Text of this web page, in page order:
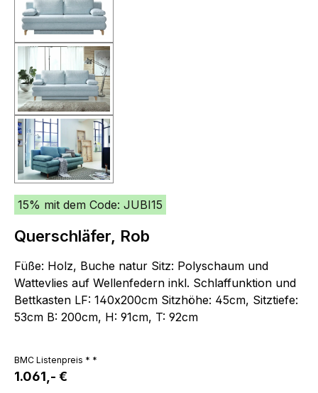
15% mit dem Code: JUBI15
Querschläfer, Rob
Füße: Holz, Buche natur Sitz: Polyschaum und
Wattevlies auf Wellenfedern inkl. Schlaffunktion und
Bettkasten LF: 140x200cm Sitzhöhe: 45cm, Sitztiefe:
53cm B: 200cm, H: 91cm, T: 92cm
BMC Listenpreis * *
1.061,- €